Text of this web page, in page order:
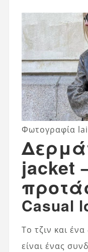
Φωτογραφία
jacket
Casual
Το τζιν και
είναι ένας